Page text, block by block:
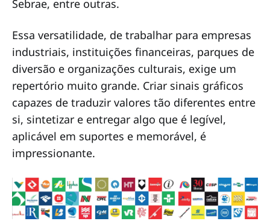
Sebrae, entre outras.
Essa versatilidade, de trabalhar para empresas
industriais, instituições financeiras, parques de
diversão e organizações culturais, exige um
repertório muito grande. Criar sinais gráficos
capazes de traduzir valores tão diferentes entre
si, sintetizar e entregar algo que é legível,
aplicável em suportes e memorável, é
impressionante.